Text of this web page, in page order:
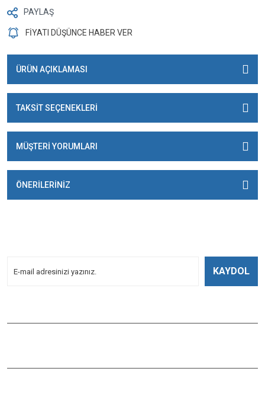
PAYLAŞ
FİYATI DÜŞÜNCE HABER VER
ÜRÜN AÇIKLAMASI
TAKSİT SEÇENEKLERİ
MÜŞTERİ YORUMLARI
ÖNERİLERİNİZ
KAYDOL